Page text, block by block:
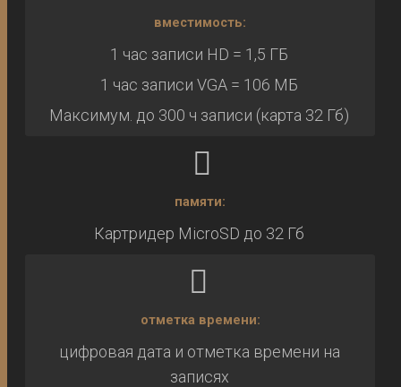
вместимость:
1 час записи HD = 1,5 ГБ
1 час записи VGA = 106 МБ
Максимум. до 300 ч записи (карта 32 Гб)
памяти:
Картридер MicroSD до 32 Гб
отметка времени:
цифровая дата и отметка времени на
записях